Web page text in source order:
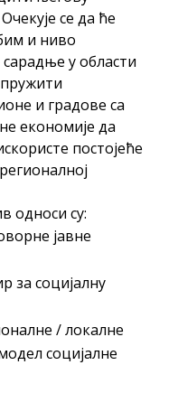
се да ће
и ниво
у области
и градове са
економије да
постојеће
односи су:
јавне
социјалну
/ локалне
модел социјалне